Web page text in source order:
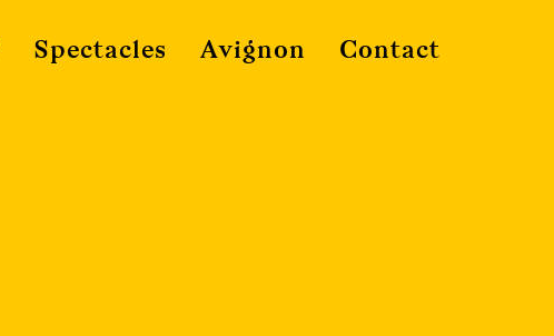
Spectacles Avignon Contact